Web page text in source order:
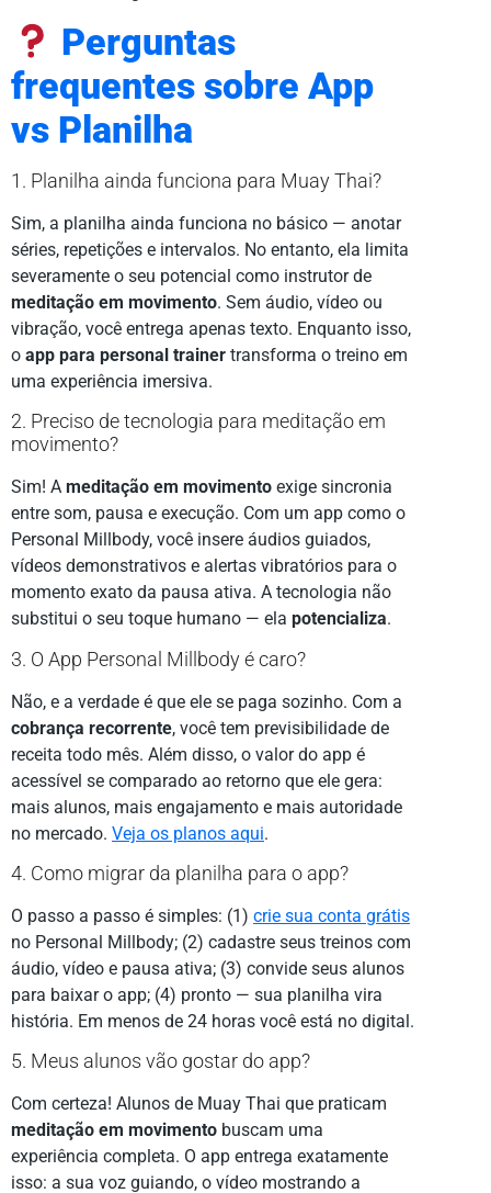
Perguntas
frequentes sobre App
vs Planilha
1. Planilha ainda funciona para Muay Thai?
Sim, a planilha ainda funciona no básico — anotar
séries, repetições e intervalos. No entanto, ela limita
severamente o seu potencial como instrutor de
meditação em movimento. Sem áudio, vídeo ou
vibração, você entrega apenas texto. Enquanto isso,
o app para personal trainer transforma o treino em
uma experiência imersiva.
2. Preciso de tecnologia para meditação em
movimento?
Sim! A meditação em movimento exige sincronia
entre som, pausa e execução. Com um app como o
Personal Millbody, você insere áudios guiados,
vídeos demonstrativos e alertas vibratórios para o
momento exato da pausa ativa. A tecnologia não
substitui o seu toque humano — ela potencializa.
3. O App Personal Millbody é caro?
Não, e a verdade é que ele se paga sozinho. Com a
cobrança recorrente, você tem previsibilidade de
receita todo mês. Além disso, o valor do app é
acessível se comparado ao retorno que ele gera:
mais alunos, mais engajamento e mais autoridade
no mercado. Veja os planos aqui.
4. Como migrar da planilha para o app?
O passo a passo é simples: (1) crie sua conta grátis
no Personal Millbody; (2) cadastre seus treinos com
áudio, vídeo e pausa ativa; (3) convide seus alunos
para baixar o app; (4) pronto — sua planilha vira
história. Em menos de 24 horas você está no digital.
5. Meus alunos vão gostar do app?
Com certeza! Alunos de Muay Thai que praticam
meditação em movimento buscam uma
experiência completa. O app entrega exatamente
isso: a sua voz guiando, o vídeo mostrando a